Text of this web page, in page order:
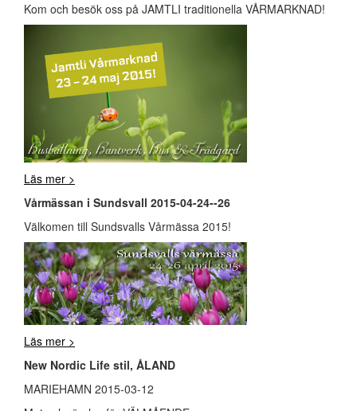
Kom och besök oss på JAMTLI traditionella VÅRMARKNAD!
Läs mer >
Vårmässan i Sundsvall 2015-04-24--26
Välkomen till Sundsvalls Vårmässa 2015!
Läs mer >
New Nordic Life stil, ÅLAND
MARIEHAMN 2015-03-12